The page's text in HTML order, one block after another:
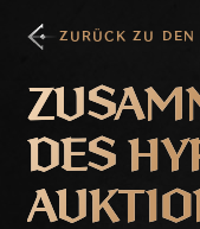
ZURÜCK ZU DEN
DES